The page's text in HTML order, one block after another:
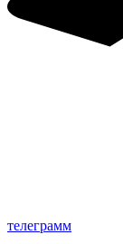
телеграмм